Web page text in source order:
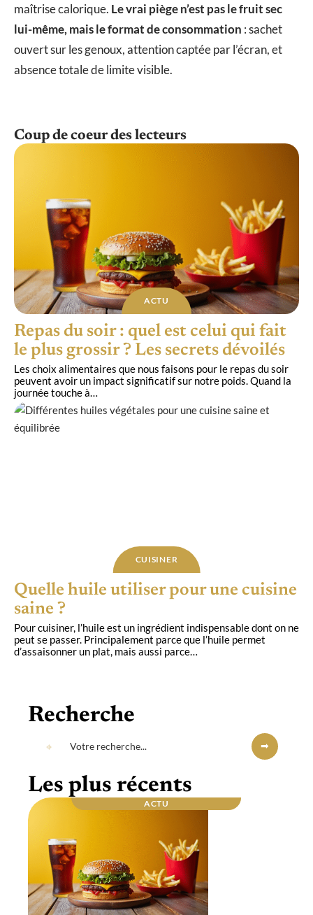
maîtrise calorique. Le vrai piège n’est pas le fruit sec
lui-même, mais le format de consommation : sachet
ouvert sur les genoux, attention captée par l’écran, et
absence totale de limite visible.
Coup de coeur des lecteurs
ACTU
Repas du soir : quel est celui qui fait
le plus grossir ? Les secrets dévoilés
Les choix alimentaires que nous faisons pour le repas du soir
peuvent avoir un impact significatif sur notre poids. Quand la
journée touche à…
CUISINER
Quelle huile utiliser pour une cuisine
saine ?
Pour cuisiner, l’huile est un ingrédient indispensable dont on ne
peut se passer. Principalement parce que l’huile permet
d’assaisonner un plat, mais aussi parce…
Recherche
Les plus récents
ACTU